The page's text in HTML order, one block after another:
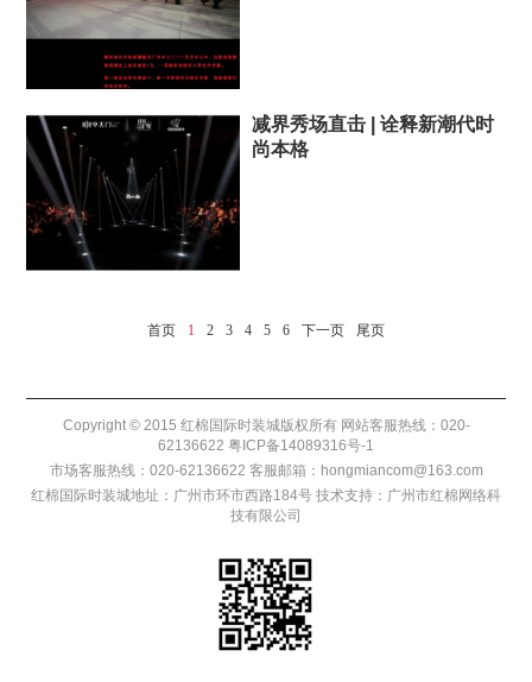
减界秀场直击 | 诠释新潮代时
尚本格
首页 1 2 3 4 5 6 下一页 尾页
Copyright © 2015 红棉国际时装城版权所有 网站客服热线：020-
62136622 粤ICP备14089316号-1
市场客服热线：020-62136622 客服邮箱：hongmiancom@163.com
红棉国际时装城地址：广州市环市西路184号 技术支持： 广州市红棉网络科
技有限公司